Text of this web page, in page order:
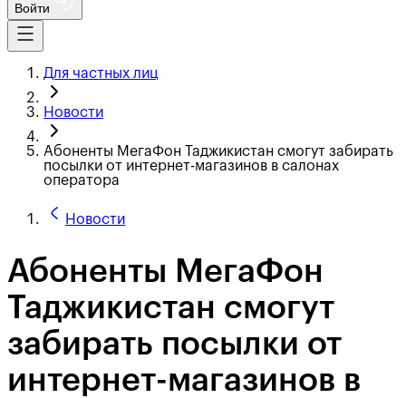
Войти
Для частных лиц
Новости
Абоненты МегаФон Таджикистан смогут забирать
посылки от интернет-магазинов в салонах
оператора
Новости
Абоненты МегаФон
Таджикистан смогут
забирать посылки от
интернет-магазинов в